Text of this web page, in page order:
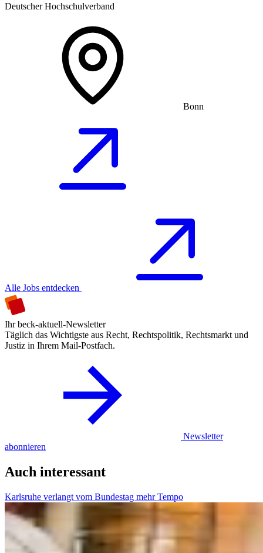
Deutscher Hochschulverband
Bonn
Alle Jobs entdecken
Ihr beck-aktuell-Newsletter
Täglich das Wichtigste aus Recht, Rechtspolitik, Rechtsmarkt und
Justiz in Ihrem Mail-Postfach.
Newsletter
abonnieren
Auch interessant
Karlsruhe verlangt vom Bundestag mehr Tempo